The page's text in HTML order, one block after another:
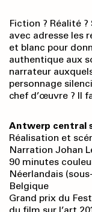
Fiction ? Réalité
avec adresse les
et blanc pour
authentique aux
narrateur
personnage
chef d’œuvre ? Il
Antwerp central
Réalisation et
Narration Johan
90 minutes
Néerlandais
Belgique
Grand prix du